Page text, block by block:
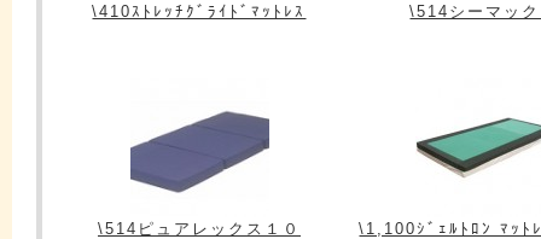
\410ｽﾄﾚｯﾁｸﾞﾗｲﾄﾞﾏｯﾄﾚｽ \514シーマッ
\514ピュアレックス１０ \1,100ｼﾞｪﾙﾄﾛﾝ ﾏｯﾄ